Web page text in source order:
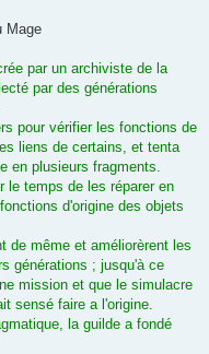
Mage
par un archiviste de la
par des générations
pour vérifier les fonctions de
liens de certains, et tenta
en plusieurs fragments.
le temps de les réparer en
d'origine des objets
de même et améliorèrent les
générations ; jusqu'à ce
mission et que le simulacre
sensé faire a l'origine.
la guilde a fondé